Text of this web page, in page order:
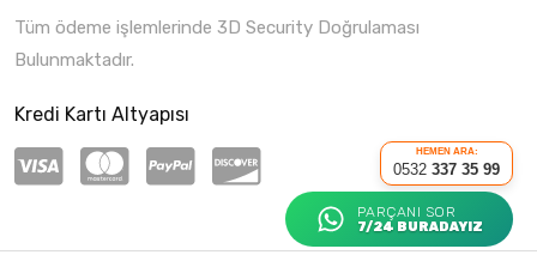
HEMEN ARA:
0532 337 35 99
PARÇANI SOR
7/24 BURADAYIZ
Tüm ödeme işlemlerinde 3D Security Doğrulaması
Bulunmaktadır.
Kredi Kartı Altyapısı